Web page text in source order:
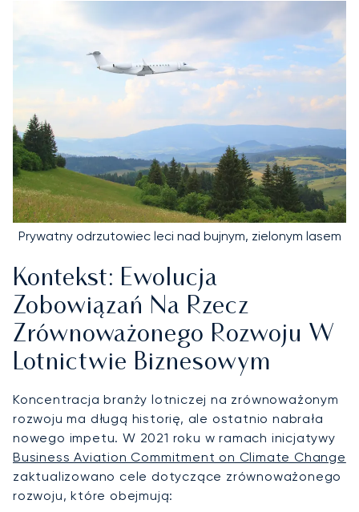
Prywatny odrzutowiec leci nad bujnym, zielonym lasem
Kontekst: Ewolucja
Zobowiązań Na Rzecz
Zrównoważonego Rozwoju W
Lotnictwie Biznesowym
Koncentracja branży lotniczej na zrównoważonym
rozwoju ma długą historię, ale ostatnio nabrała
nowego impetu. W 2021 roku w ramach inicjatywy
Business Aviation Commitment on Climate Change
zaktualizowano cele dotyczące zrównoważonego
rozwoju, które obejmują: